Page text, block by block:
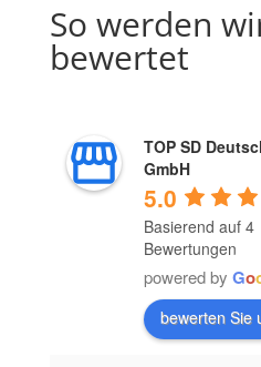
So werden
bewertet
TOP SD
GmbH
5.0
Basierend auf 4
Bewertungen
powered by Go
bewerten Sie